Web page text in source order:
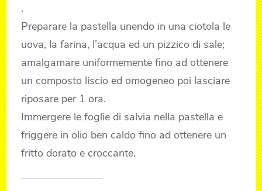
.
Preparare la pastella unendo in una ciotola le
uova, la farina, l’acqua ed un pizzico di sale;
amalgamare uniformemente fino ad ottenere
un composto liscio ed omogeneo poi lasciare
riposare per 1 ora.
Immergere le foglie di salvia nella pastella e
friggere in olio ben caldo fino ad ottenere un
fritto dorato e croccante.